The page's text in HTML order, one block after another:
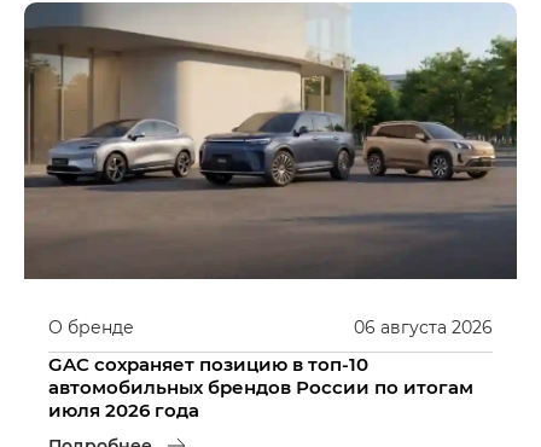
06 августа 2026
О бренде
GAC сохраняет позицию в топ-10
автомобильных брендов России по итогам
июля 2026 года